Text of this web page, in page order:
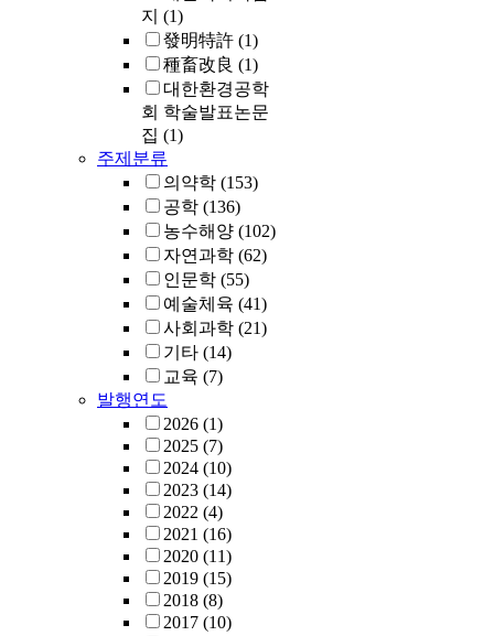
지 (1)
發明特許 (1)
種畜改良 (1)
대한환경공학
회 학술발표논문
집 (1)
주제분류
의약학 (153)
공학 (136)
농수해양 (102)
자연과학 (62)
인문학 (55)
예술체육 (41)
사회과학 (21)
기타 (14)
교육 (7)
발행연도
2026 (1)
2025 (7)
2024 (10)
2023 (14)
2022 (4)
2021 (16)
2020 (11)
2019 (15)
2018 (8)
2017 (10)